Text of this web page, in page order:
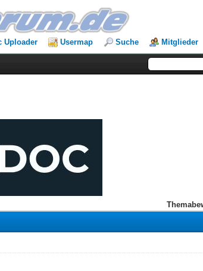
Uploader Usermap Suche Mitglieder